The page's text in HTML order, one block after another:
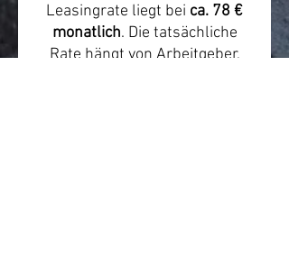
Leasingrate liegt bei ca. 78 €
monatlich. Die tatsächliche
Rate hängt von Arbeitgeber,